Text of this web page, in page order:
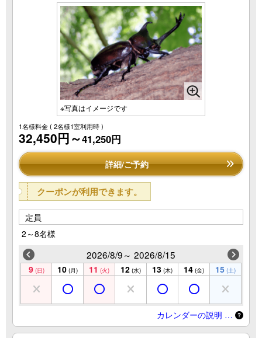
※写真はイメージです
1名様料金( 2名様1室利用時 )
32,450円～41,250円
詳細/ご予約
クーポンが利用できます。
定員
2～8名様
2026/8/9～ 2026/8/15
9 (日) 10 (月) 11 (火) 12 (水) 13 (木) 14 (金) 15 (土)
カレンダーの説明 …